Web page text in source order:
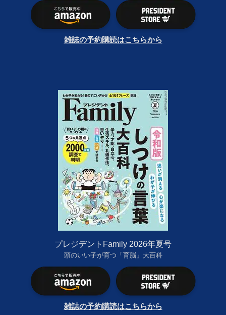
雑誌の予約購読はこちらから
プレジデントFamily 2026年夏号
頭のいい子が育つ「育脳」大百科
雑誌の予約購読はこちらから